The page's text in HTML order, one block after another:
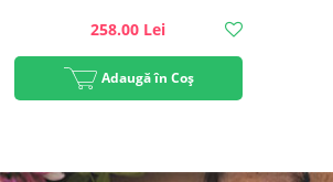
258.00 Lei
Adaugă în Coș